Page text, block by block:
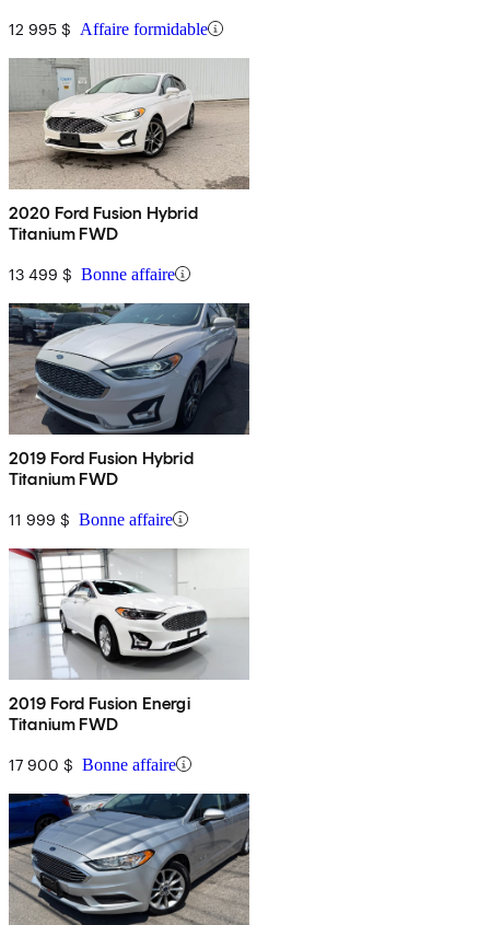
12 995 $ Affaire formidable
2020 Ford Fusion Hybrid
Titanium FWD
13 499 $ Bonne affaire
2019 Ford Fusion Hybrid
Titanium FWD
11 999 $ Bonne affaire
2019 Ford Fusion Energi
Titanium FWD
17 900 $ Bonne affaire